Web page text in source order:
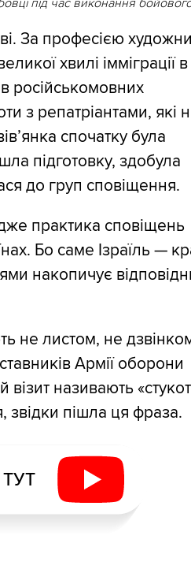
під час виконання
За професією
хвилі імміграції в
російськомовних
з репатріантами, які
спочатку була
підготовку, здобула
до груп сповіщення.
практика сповіщень
Бо саме Ізраїль —
накопичує
не листом, не
Армії оборони
називають
пішла ця фраза.